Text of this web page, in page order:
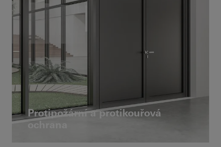
Protipožární a protikouřová
ochrana